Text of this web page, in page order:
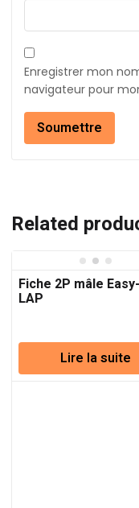
Enregistrer mon
navigateur pour
Related
Fiche 2P mâle
LAP
Lire la suite